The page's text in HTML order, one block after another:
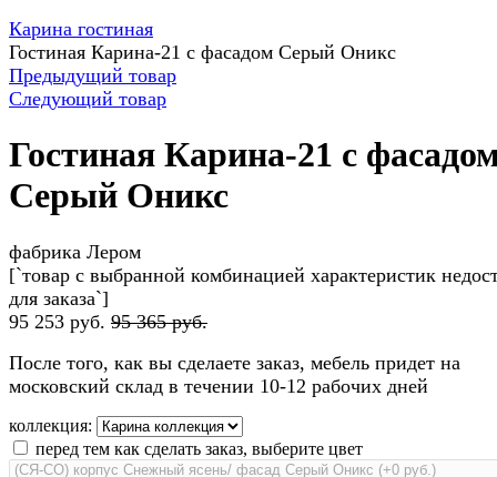
Карина гостиная
Гостиная Карина-21 с фасадом Серый Оникс
Предыдущий товар
Следующий товар
Гостиная Карина-21 с
Серый Оникс
фабрика Лером
[`товар с выбранной комбинацией характеристик
для заказа`]
95 253 руб. 95 365 руб.
После того, как вы сделаете заказ, мебель придет на
московский склад в течении 10-12 рабочих дней
коллекция:
перед тем как сделать заказ, выберите цвет